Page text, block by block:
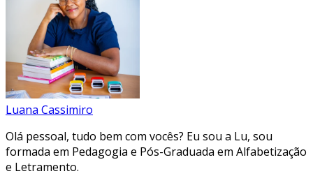
Luana Cassimiro
Olá pessoal, tudo bem com vocês? Eu sou a Lu, sou
formada em Pedagogia e Pós-Graduada em Alfabetização
e Letramento.